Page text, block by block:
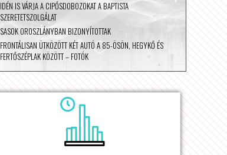
IDÉN IS VÁRJA A CIPŐSDOBOZOKAT A BAPTISTA
SZERETETSZOLGÁLAT
SASOK OROSZLÁNYBAN BIZONYÍTOTTAK
FRONTÁLISAN ÜTKÖZÖTT KÉT AUTÓ A 85-ÖSÖN, HEGYKŐ ÉS
FERTŐSZÉPLAK KÖZÖTT – FOTÓK